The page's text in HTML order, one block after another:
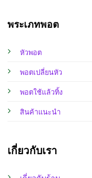
พระเภทพอต
หัวพอต
พอตเปลี่ยนหัว
พอตใช้แล้วทิ้ง
สินค้าแนะนำ
เกี่ยวกับเรา